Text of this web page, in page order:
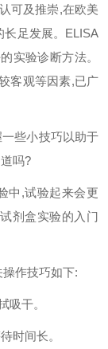
可及推崇,在欧美
足发展。 ELISA
实验诊断方法。
客观等因素,已广
些小技巧以助于
吗?
中 ,试验起来会更
试剂盒实验的入门
操作技巧如下:
吸干。
时间长。